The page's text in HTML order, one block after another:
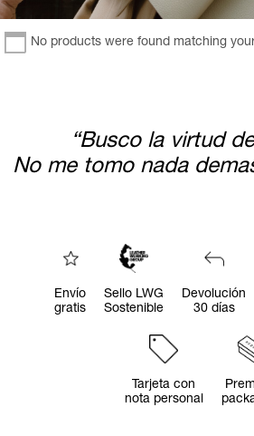
No products were found matching
“Busco la virtud
No me tomo nada
Envío
gratis
Sello LWG
Sostenible
Devolución
30 días
Tarjeta con
nota personal